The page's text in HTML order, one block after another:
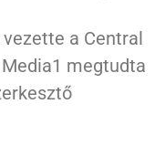
a Central
megtudta